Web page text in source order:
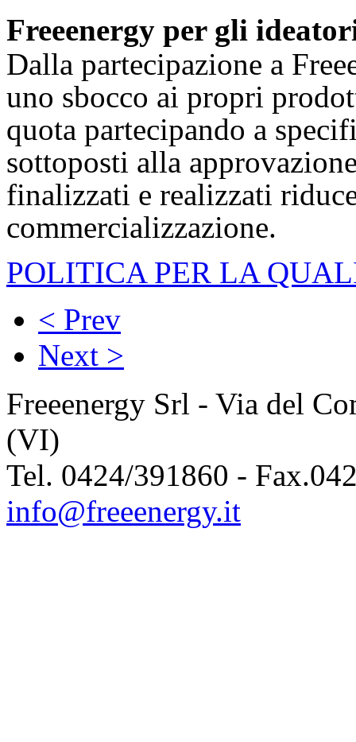
Freeenergy per gli
Dalla partecipazione a
uno sbocco ai propri
quota partecipando a
sottoposti alla
finalizzati e realizzati
commercializzazione.
POLITICA PER LA
< Prev
Next >
Freeenergy Srl - Via del
(VI)
Tel. 0424/391860 -
info@freeenergy.it